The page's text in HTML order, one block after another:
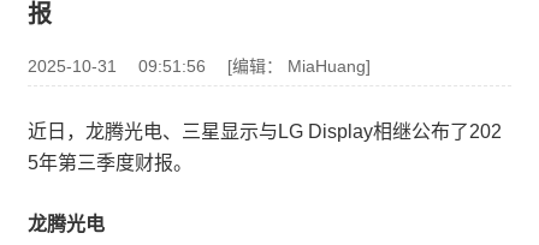
报
2025-10-31 09:51:56 [编辑： MiaHuang]
近日，龙腾光电、三星显示与LG Display相继公布了202
5年第三季度财报。
龙腾光电